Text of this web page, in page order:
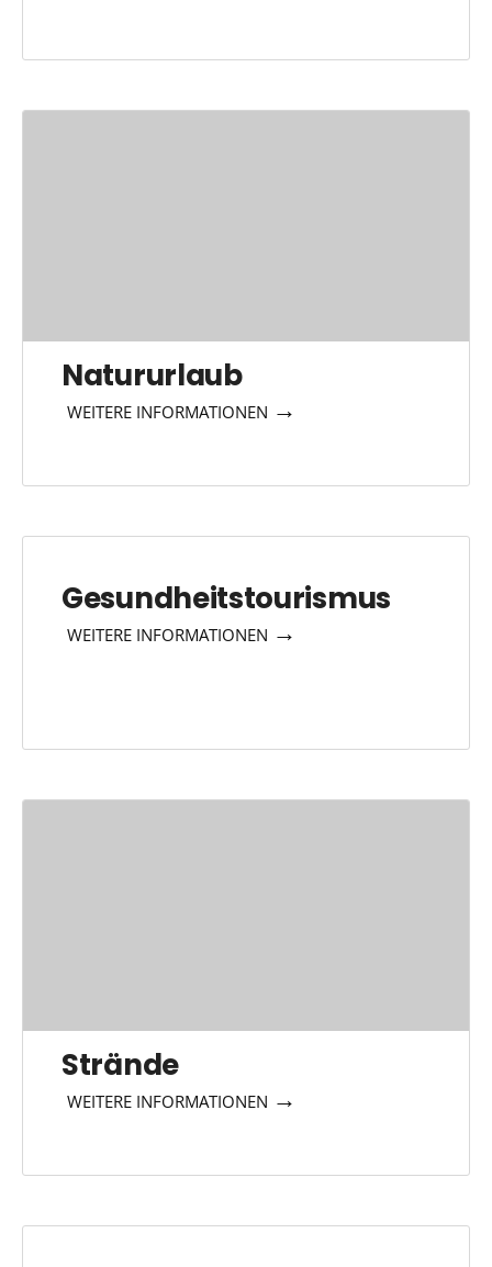
Natururlaub
WEITERE INFORMATIONEN →
Gesundheitstourismus
WEITERE INFORMATIONEN →
Strände
WEITERE INFORMATIONEN →